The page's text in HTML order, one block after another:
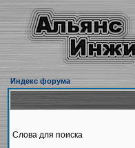
Индекс форума
Слова для поиска